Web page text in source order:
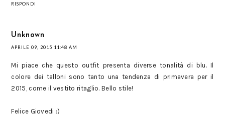
RISPONDI
Unknown
APRILE 09, 2015 11:48 AM
Mi piace che questo outfit presenta diverse tonalità di blu. Il
colore dei talloni sono tanto una tendenza di primavera per il
2015, come il vestito ritaglio. Bello stile!
Felice Giovedi :)